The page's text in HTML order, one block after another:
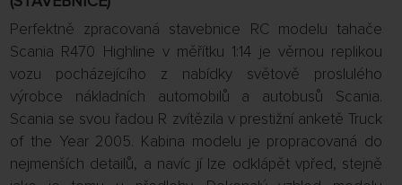
Perfektně zpracovaná stavebnice RC modelu tahače
Scania R470 Highline v měřítku 1:14 je věrnou replikou
vozu pocházejícího z nabídky světově proslulého
výrobce nákladních automobilů a autobusů Scania.
Scania se svou řadou R zvítězila v prestižní anketě Truck
of the Year 2005. Kabina modelu je propracovaná do
nejmenších detailů, a navíc jí lze odklápět vpřed, stejně